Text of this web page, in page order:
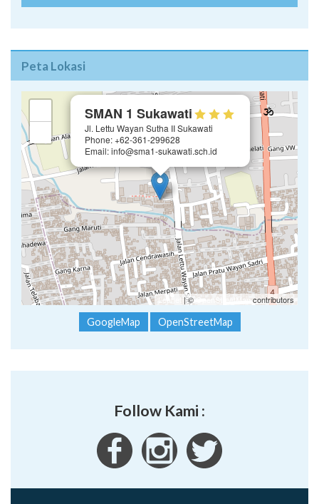
Peta Lokasi
SMAN 1 Sukawati
Jl. Lettu Wayan Sutha II Sukawati
Phone: +62-361-299628
Email: info@sma1-sukawati.sch.id
Leaflet | ©OpenStreetMap contributors
GoogleMap OpenStreetMap
Follow Kami :